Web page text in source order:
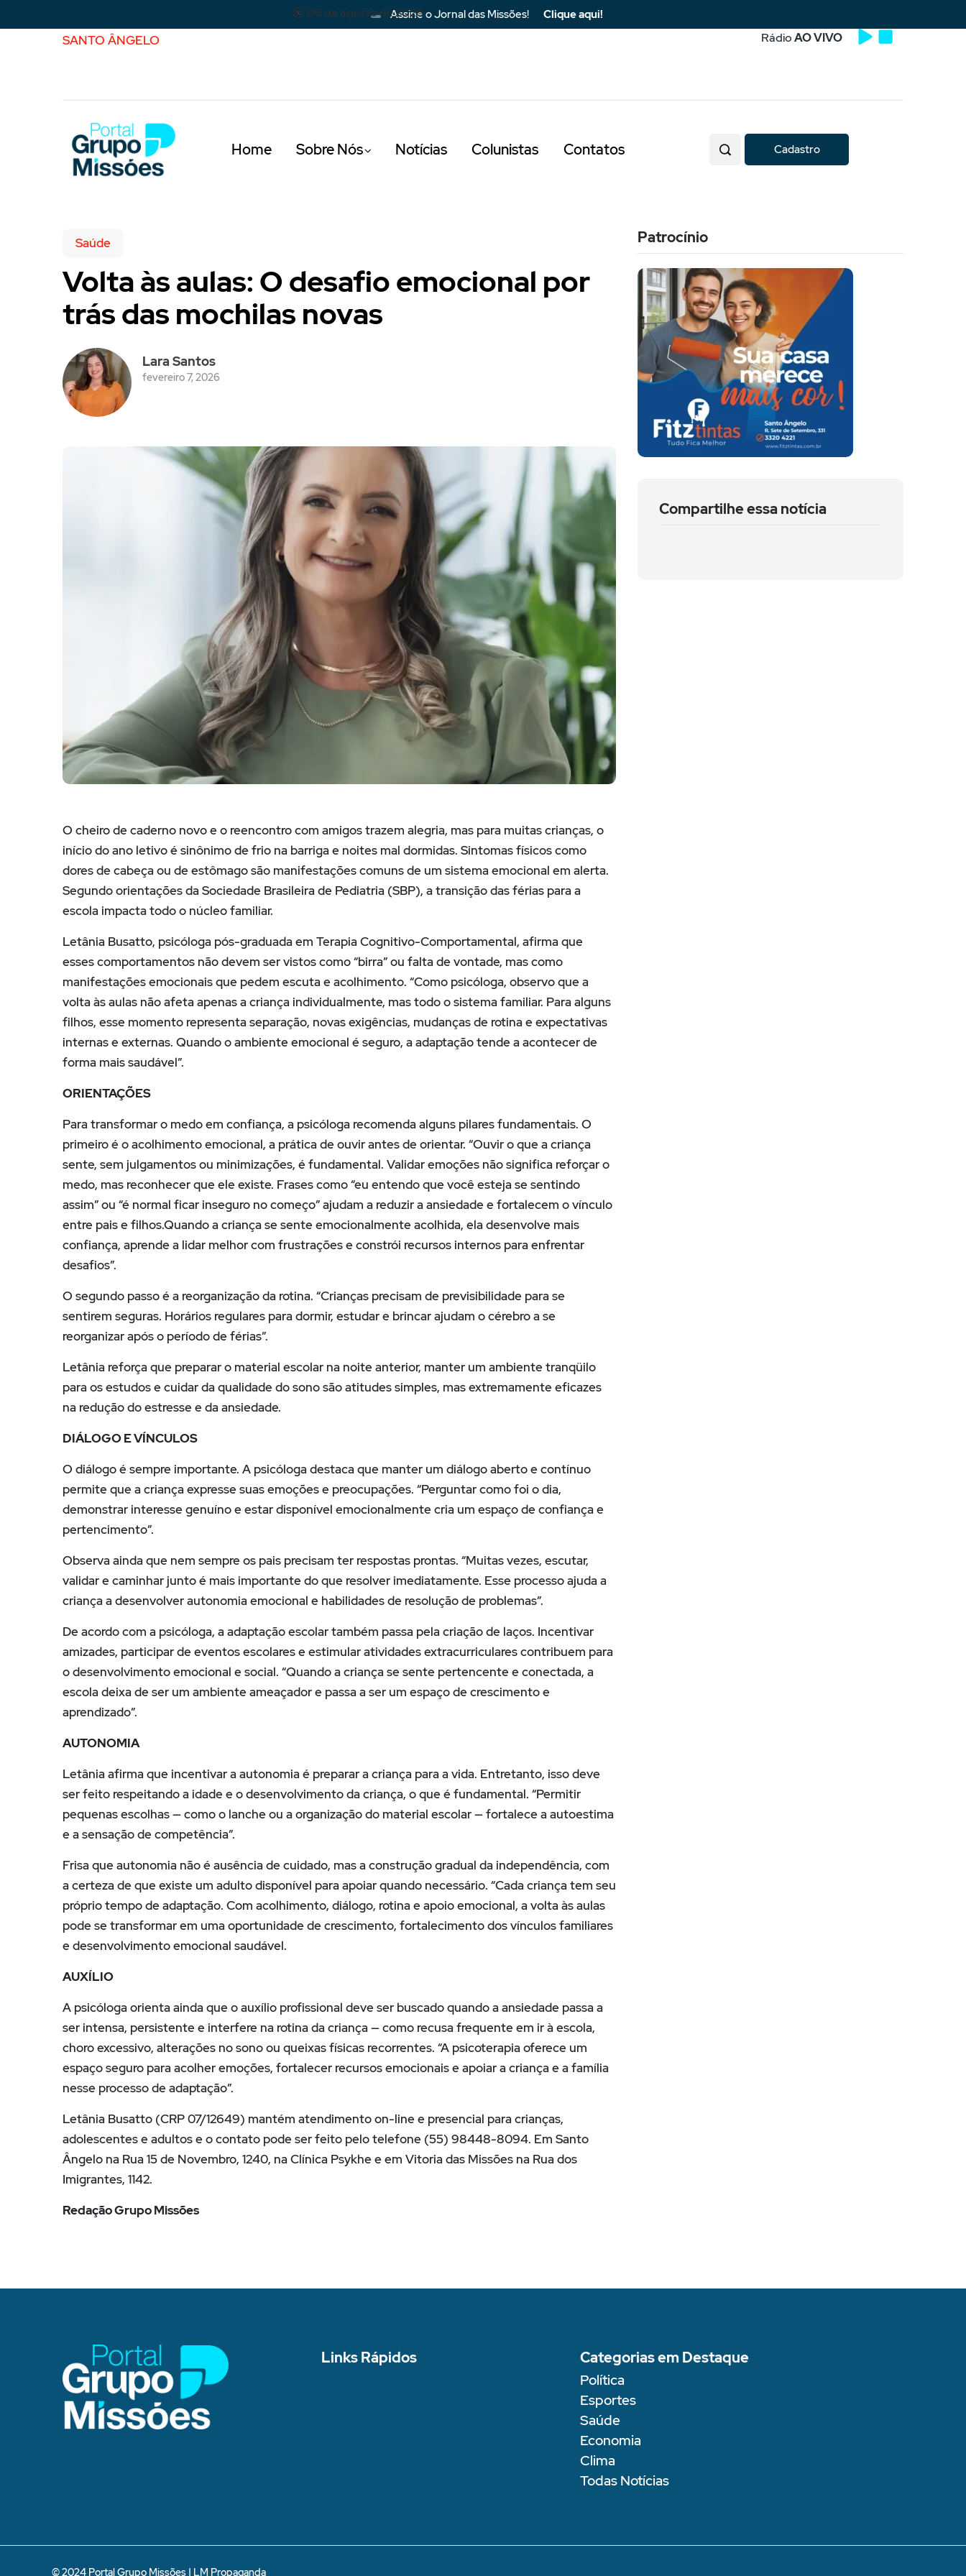
Assine o Jornal das Missões! Clique aqui!
SANTO ÂNGELO
06 de agosto de 2026
RádioAO VIVO
Home Sobre Nós Notícias Colunistas Contatos Cadastro
Saúde
Volta às aulas: O desafio emocional por
trás das mochilas novas
Lara Santos
fevereiro 7, 2026
O cheiro de caderno novo e o reencontro com amigos trazem alegria, mas para muitas crianças, o
início do ano letivo é sinônimo de frio na barriga e noites mal dormidas. Sintomas físicos como
dores de cabeça ou de estômago são manifestações comuns de um sistema emocional em alerta.
Segundo orientações da Sociedade Brasileira de Pediatria (SBP), a transição das férias para a
escola impacta todo o núcleo familiar.
Letânia Busatto, psicóloga pós-graduada em Terapia Cognitivo-Comportamental, afirma que
esses comportamentos não devem ser vistos como “birra” ou falta de vontade, mas como
manifestações emocionais que pedem escuta e acolhimento. “Como psicóloga, observo que a
volta às aulas não afeta apenas a criança individualmente, mas todo o sistema familiar. Para alguns
filhos, esse momento representa separação, novas exigências, mudanças de rotina e expectativas
internas e externas. Quando o ambiente emocional é seguro, a adaptação tende a acontecer de
forma mais saudável”.
ORIENTAÇÕES
Para transformar o medo em confiança, a psicóloga recomenda alguns pilares fundamentais. O
primeiro é o acolhimento emocional, a prática de ouvir antes de orientar. “Ouvir o que a criança
sente, sem julgamentos ou minimizações, é fundamental. Validar emoções não significa reforçar o
medo, mas reconhecer que ele existe. Frases como “eu entendo que você esteja se sentindo
assim” ou “é normal ficar inseguro no começo” ajudam a reduzir a ansiedade e fortalecem o vínculo
entre pais e filhos.Quando a criança se sente emocionalmente acolhida, ela desenvolve mais
confiança, aprende a lidar melhor com frustrações e constrói recursos internos para enfrentar
desafios”.
O segundo passo é a reorganização da rotina. “Crianças precisam de previsibilidade para se
sentirem seguras. Horários regulares para dormir, estudar e brincar ajudam o cérebro a se
reorganizar após o período de férias”.
Letânia reforça que preparar o material escolar na noite anterior, manter um ambiente tranqüilo
para os estudos e cuidar da qualidade do sono são atitudes simples, mas extremamente eficazes
na redução do estresse e da ansiedade.
DIÁLOGO E VÍNCULOS
O diálogo é sempre importante. A psicóloga destaca que manter um diálogo aberto e contínuo
permite que a criança expresse suas emoções e preocupações. “Perguntar como foi o dia,
demonstrar interesse genuíno e estar disponível emocionalmente cria um espaço de confiança e
pertencimento”.
Observa ainda que nem sempre os pais precisam ter respostas prontas. “Muitas vezes, escutar,
validar e caminhar junto é mais importante do que resolver imediatamente. Esse processo ajuda a
criança a desenvolver autonomia emocional e habilidades de resolução de problemas”.
De acordo com a psicóloga, a adaptação escolar também passa pela criação de laços. Incentivar
amizades, participar de eventos escolares e estimular atividades extracurriculares contribuem para
o desenvolvimento emocional e social. “Quando a criança se sente pertencente e conectada, a
escola deixa de ser um ambiente ameaçador e passa a ser um espaço de crescimento e
aprendizado”.
AUTONOMIA
Letânia afirma que incentivar a autonomia é preparar a criança para a vida. Entretanto, isso deve
ser feito respeitando a idade e o desenvolvimento da criança, o que é fundamental. “Permitir
pequenas escolhas — como o lanche ou a organização do material escolar — fortalece a autoestima
e a sensação de competência”.
Frisa que autonomia não é ausência de cuidado, mas a construção gradual da independência, com
a certeza de que existe um adulto disponível para apoiar quando necessário. “Cada criança tem seu
próprio tempo de adaptação. Com acolhimento, diálogo, rotina e apoio emocional, a volta às aulas
pode se transformar em uma oportunidade de crescimento, fortalecimento dos vínculos familiares
e desenvolvimento emocional saudável.
AUXÍLIO
A psicóloga orienta ainda que o auxílio profissional deve ser buscado quando a ansiedade passa a
ser intensa, persistente e interfere na rotina da criança — como recusa frequente em ir à escola,
choro excessivo, alterações no sono ou queixas físicas recorrentes. “A psicoterapia oferece um
espaço seguro para acolher emoções, fortalecer recursos emocionais e apoiar a criança e a família
nesse processo de adaptação”.
Letânia Busatto (CRP 07/12649) mantém atendimento on-line e presencial para crianças,
adolescentes e adultos e o contato pode ser feito pelo telefone (55) 98448-8094. Em Santo
Ângelo na Rua 15 de Novembro, 1240, na Clínica Psykhe e em Vitoria das Missões na Rua dos
Imigrantes, 1142.
Redação Grupo Missões
Patrocínio
Compartilhe essa notícia
Links Rápidos Categorias em Destaque
Política
Esportes
Saúde
Economia
Clima
Todas Notícias
© 2024 Portal Grupo Missões | LM Propaganda